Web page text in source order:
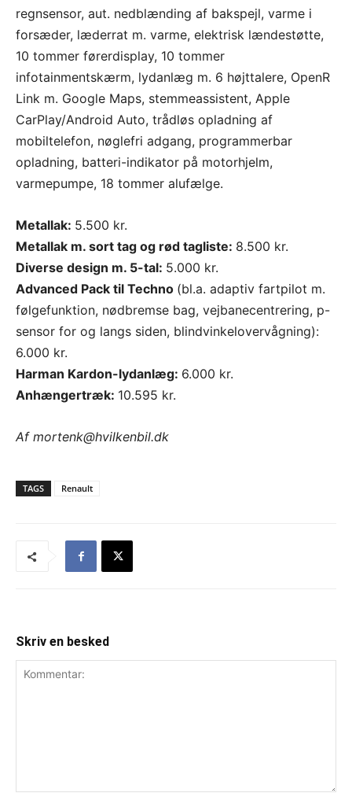
regnsensor, aut. nedblænding af bakspejl, varme i
forsæder, læderrat m. varme, elektrisk lændestøtte,
10 tommer førerdisplay, 10 tommer
infotainmentskærm, lydanlæg m. 6 højttalere, OpenR
Link m. Google Maps, stemmeassistent, Apple
CarPlay/Android Auto, trådløs opladning af
mobiltelefon, nøglefri adgang, programmerbar
opladning, batteri-indikator på motorhjelm,
varmepumpe, 18 tommer alufælge.
Metallak: 5.500 kr.
Metallak m. sort tag og rød tagliste: 8.500 kr.
Diverse design m. 5-tal: 5.000 kr.
Advanced Pack til Techno (bl.a. adaptiv fartpilot m.
følgefunktion, nødbremse bag, vejbanecentrering, p-
sensor for og langs siden, blindvinkelovervågning):
6.000 kr.
Harman Kardon-lydanlæg: 6.000 kr.
Anhængertræk: 10.595 kr.
Af mortenk@hvilkenbil.dk
TAGS Renault
Skriv en besked